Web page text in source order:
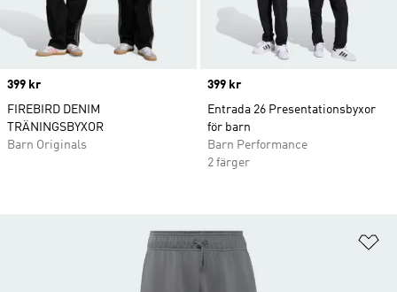
Price
399 kr
FIREBIRD DENIM
TRÄNINGSBYXOR
Barn Originals
Price
399 kr
Entrada 26 Presentationsbyxor
för barn
Barn Performance
2 färger